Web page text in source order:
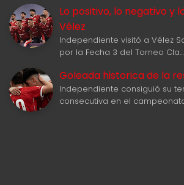
Lo positivo, lo negativo y
Vélez
Independiente visitó a Vélez
por la Fecha 3 del Torneo Cla…
Goleada historica de la
Independiente consiguió su
consecutiva en el